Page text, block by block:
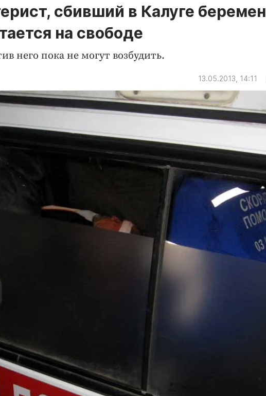
сбивший в Калуге
на свободе
него пока не могут возбудить.
13.05.2013, 14:11